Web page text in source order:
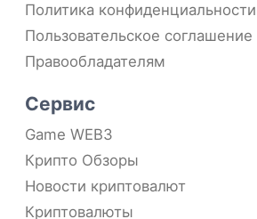
Политика конфиденциальности
Пользовательское соглашение
Правообладателям
Сервис
Game WEB3
Крипто Обзоры
Новости криптовалют
Криптовалюты